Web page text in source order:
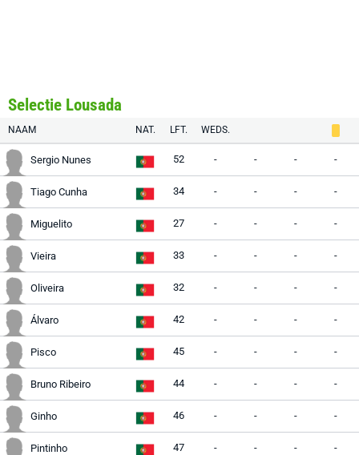
Selectie Lousada
NAAM NAT. LFT. WEDS.
Sergio Nunes 52 - - - -
Tiago Cunha 34 - - - -
Miguelito 27 - - - -
Vieira 33 - - - -
Oliveira 32 - - - -
Álvaro 42 - - - -
Pisco 45 - - - -
Bruno Ribeiro 44 - - - -
Ginho 46 - - - -
Pintinho 47 - - - -